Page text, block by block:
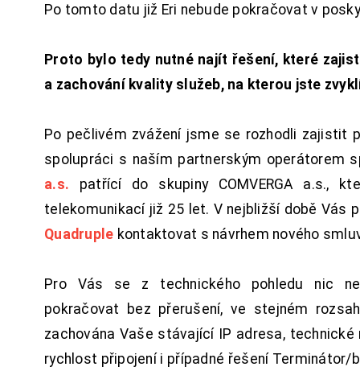
Po tomto datu již Eri nebude pokračovat v
Proto bylo tedy nutné najít řešení, které
a zachování kvality služeb, na kterou jste
Po pečlivém zvážení jsme se rozhodli zajistit
spolupráci s naším partnerským operátorem
a.s. patřící do skupiny COMVERGA a.s.,
telekomunikací již 25 let. V nejbližší době Vás
Quadruple kontaktovat s návrhem nového
Pro Vás se z technického pohledu nic
pokračovat bez přerušení, ve stejném
zachována Vaše stávající IP adresa, technické
rychlost připojení i případné řešení Terminátor/